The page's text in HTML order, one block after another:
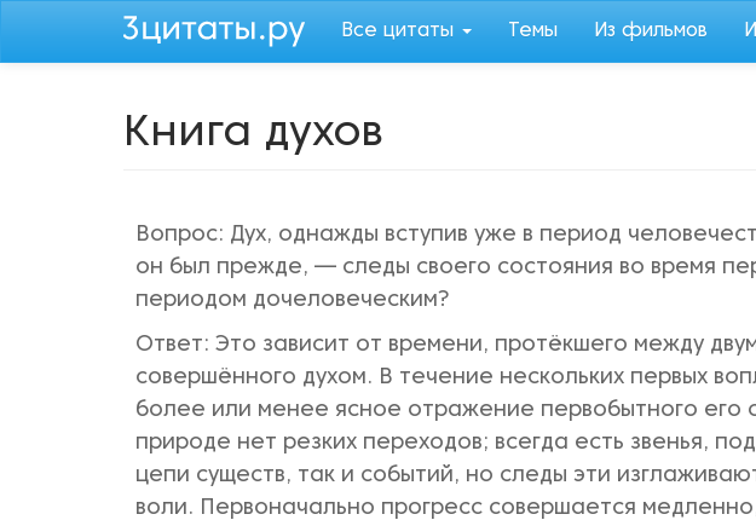
Все цитаты Темы Из фильмов
Книга духов
Вопрос: Дух, однажды вступив уже в период
он был прежде, — следы своего состояния во время
периодом дочеловеческим?
Ответ: Это зависит от времени, протёкшего между
совершённого духом. В течение нескольких первых
более или менее ясное отражение первобытного его
природе нет резких переходов; всегда есть звенья,
цепи существ, так и событий, но следы эти
воли. Первоначально прогресс совершается